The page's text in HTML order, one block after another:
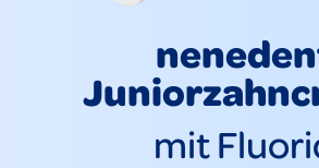
mit